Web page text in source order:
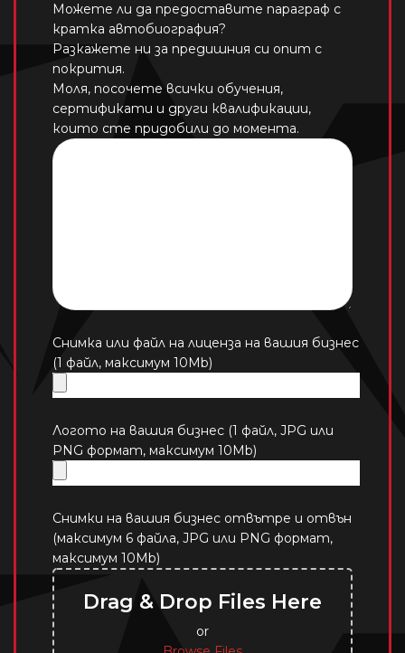
Можете ли да предоставите параграф с
кратка автобиография?
Разкажете ни за предишния си опит с
покрития.
Моля, посочете всички обучения,
сертификати и други квалификации,
които сте придобили до момента.
Снимка или файл на лиценза на вашия бизнес
(1 файл, максимум 10Mb)
Логото на вашия бизнес (1 файл, JPG или
PNG формат, максимум 10Mb)
Снимки на вашия бизнес отвътре и отвън
(максимум 6 файла, JPG или PNG формат,
максимум 10Mb)
Drag & Drop Files Here
or